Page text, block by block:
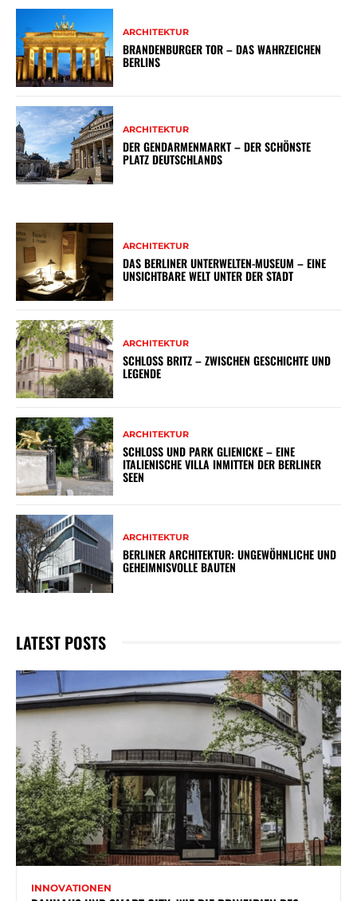
ARCHITEKTUR
BRANDENBURGER TOR – DAS WAHRZEICHEN
BERLINS
ARCHITEKTUR
DER GENDARMENMARKT – DER SCHÖNSTE
PLATZ DEUTSCHLANDS
ARCHITEKTUR
DAS BERLINER UNTERWELTEN-MUSEUM – EINE
UNSICHTBARE WELT UNTER DER STADT
ARCHITEKTUR
SCHLOSS BRITZ – ZWISCHEN GESCHICHTE UND
LEGENDE
ARCHITEKTUR
SCHLOSS UND PARK GLIENICKE – EINE
ITALIENISCHE VILLA INMITTEN DER BERLINER
SEEN
ARCHITEKTUR
BERLINER ARCHITEKTUR: UNGEWÖHNLICHE UND
GEHEIMNISVOLLE BAUTEN
LATEST POSTS
INNOVATIONEN